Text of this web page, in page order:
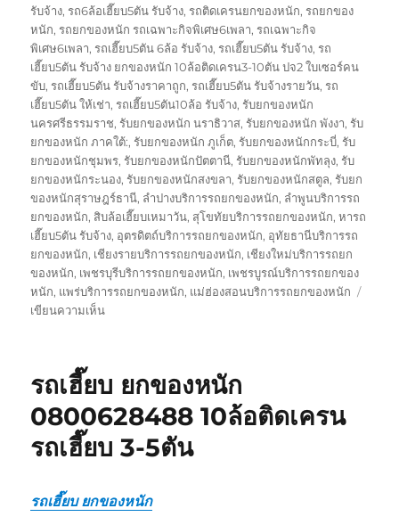
รับจ้าง,รถ6ล้อเฮี๊ยบ5ตัน รับจ้าง,รถติดเครนยกของหนัก,รถยกของ
หนัก,รถยกของหนัก รถเฉพาะกิจพิเศษ6เพลา,รถเฉพาะกิจ
พิเศษ6เพลา,รถเฮี๊ยบ5ตัน 6ล้อ รับจ้าง,รถเฮี๊ยบ5ตัน รับจ้าง,รถ
เฮี๊ยบ5ตัน รับจ้าง ยกของหนัก 10ล้อติดเครน3-10ตัน ปจ2 ใบเซอร์คน
ขับ,รถเฮี๊ยบ5ตัน รับจ้างราคาถูก,รถเฮี๊ยบ5ตัน รับจ้างรายวัน,รถ
เฮี๊ยบ5ตัน ให้เช่า,รถเฮี๊ยบ5ตัน10ล้อ รับจ้าง,รับยกของหนัก
นครศรีธรรมราช,รับยกของหนัก นราธิวาส,รับยกของหนัก พังงา,รับ
ยกของหนัก ภาคใต้:,รับยกของหนัก ภูเก็ต,รับยกของหนักกระบี่,รับ
ยกของหนักชุมพร,รับยกของหนักปัตตานี,รับยกของหนักพัทลุง,รับ
ยกของหนักระนอง,รับยกของหนักสงขลา,รับยกของหนักสตูล,รับยก
ของหนักสุราษฎร์ธานี, ลำปางบริการรถยกของหนัก, ลำพูนบริการรถ
ยกของหนัก, สิบล้อเฮี๊ยบเหมาวัน, สุโขทัยบริการรถยกของหนัก,หารถ
เฮี๊ยบ5ตัน รับจ้าง, อุตรดิตถ์บริการรถยกของหนัก, อุทัยธานีบริการรถ
ยกของหนัก, เชียงรายบริการรถยกของหนัก, เชียงใหม่บริการรถยก
ของหนัก, เพชรบุรีบริการรถยกของหนัก, เพชรบูรณ์บริการรถยกของ
หนัก, แพร่บริการรถยกของหนัก, แม่ฮ่องสอนบริการรถยกของหนัก
เขียนความเห็นบน
หนัก
0800628488
ใบ
ราคา
ถูก
รถเฮี๊ยบ ยกของหนัก
0800628488 10ล้อติดเครน
รถเฮี๊ยบ 3-5ตัน
รถเฮี๊ยบ ยกของหนัก